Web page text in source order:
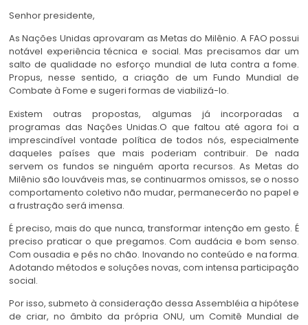
Senhor presidente,
As Nações Unidas aprovaram as Metas do Milênio. A FAO possui
notável experiência técnica e social. Mas precisamos dar um
salto de qualidade no esforço mundial de luta contra a fome.
Propus, nesse sentido, a criação de um Fundo Mundial de
Combate à Fome e sugeri formas de viabilizá-lo.
Existem outras propostas, algumas já incorporadas a
programas das Nações Unidas.O que faltou até agora foi a
imprescindível vontade política de todos nós, especialmente
daqueles países que mais poderiam contribuir. De nada
servem os fundos se ninguém aporta recursos. As Metas do
Milênio são louváveis mas, se continuarmos omissos, se o nosso
comportamento coletivo não mudar, permanecerão no papel e
a frustração será imensa.
É preciso, mais do que nunca, transformar intenção em gesto. É
preciso praticar o que pregamos. Com audácia e bom senso.
Com ousadia e pés no chão. Inovando no conteúdo e na forma.
Adotando métodos e soluções novas, com intensa participação
social.
Por isso, submeto à consideração dessa Assembléia a hipótese
de criar, no âmbito da própria ONU, um Comitê Mundial de